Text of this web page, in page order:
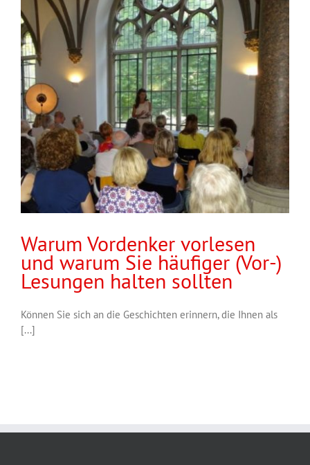
Warum Vordenker vorlesen
und warum Sie häufiger (Vor-)
Lesungen halten sollten
Können Sie sich an die Geschichten erinnern, die Ihnen als
[...]